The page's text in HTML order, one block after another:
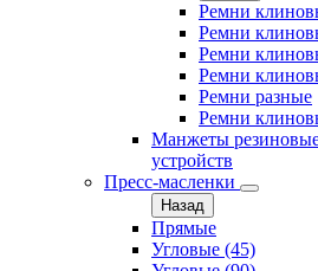
Ремни
Ремни
Ремни
Ремни
Ремни разные
Ремни
Манжеты
устройств
Пресс-масленки
Назад
Прямые
Угловые (45)